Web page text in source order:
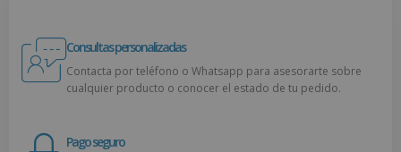
Consultas personalizadas
Contacta por teléfono o Whatsapp para asesorarte sobre
cualquier producto o conocer el estado de tu pedido.
Pago seguro